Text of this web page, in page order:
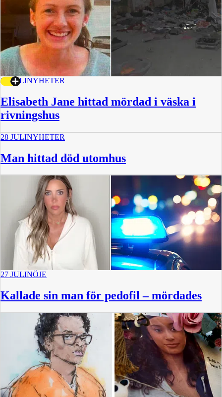
30 JULINYHETER
Elisabeth Jane hittad mördad i väska i
rivningshus
28 JULINYHETER
Man hittad död utomhus
27 JULINÖJE
Kallade sin man för pedofil – mördades